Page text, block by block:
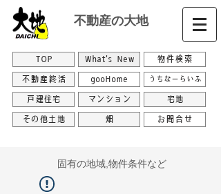
不動産の大地
TOP What's New 物件検索
不動産終活 gooHome うちなーらいふ
戸建住宅 マンション 宅地
その他土地 畑 お問合せ
​固有の地域,物件条件など